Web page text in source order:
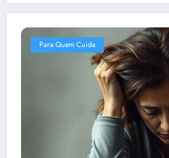
Para Quem Cuida